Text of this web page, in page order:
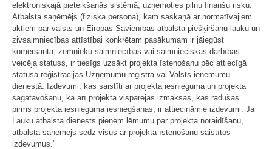
elektroniskajā pieteikšanās sistēmā, uzņemoties pilnu finanšu risku.
Atbalsta saņēmējs (fiziska persona), kam saskaņā ar normatīvajiem
aktiem par valsts un Eiropas Savienības atbalsta piešķiršanu lauku un
zivsaimniecības attīstībai konkrētam pasākumam ir jāiegūst
komersanta, zemnieku saimniecības vai saimnieciskās darbības
veicēja statuss, ir tiesīgs uzsākt projekta īstenošanu pēc attiecīgā
statusa reģistrācijas Uzņēmumu reģistrā vai Valsts ieņēmumu
dienestā. Izdevumi, kas saistīti ar projekta iesnieguma un projekta
sagatavošanu, kā arī projekta vispārējās izmaksas, kas radušās
pirms projekta iesnieguma iesniegšanas, ir attiecināmie izdevumi. Ja
Lauku atbalsta dienests pieņem lēmumu par projekta noraidīšanu,
atbalsta saņēmējs sedz visus ar projekta īstenošanu saistītos
izdevumus."